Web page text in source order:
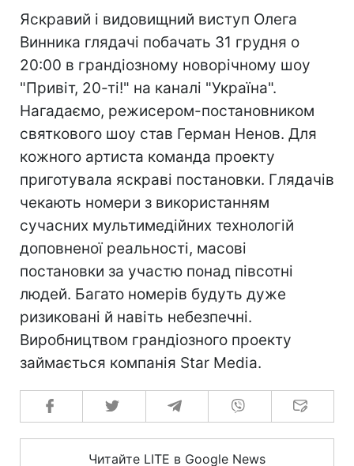
Яскравий і видовищний виступ Олега
Винника глядачі побачать 31 грудня о
20:00 в грандіозному новорічному шоу
"Привіт, 20-ті!" на каналі "Україна".
Нагадаємо, режисером-постановником
святкового шоу став Герман Ненов. Для
кожного артиста команда проекту
приготувала яскраві постановки. Глядачів
чекають номери з використанням
сучасних мультимедійних технологій
доповненої реальності, масові
постановки за участю понад півсотні
людей. Багато номерів будуть дуже
ризиковані й навіть небезпечні.
Виробництвом грандіозного проекту
займається компанія Star Media.
Читайте LITE в Google News